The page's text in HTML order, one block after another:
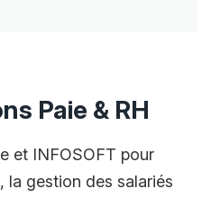
Paie & RH
et INFOSOFT pour
la gestion des salariés